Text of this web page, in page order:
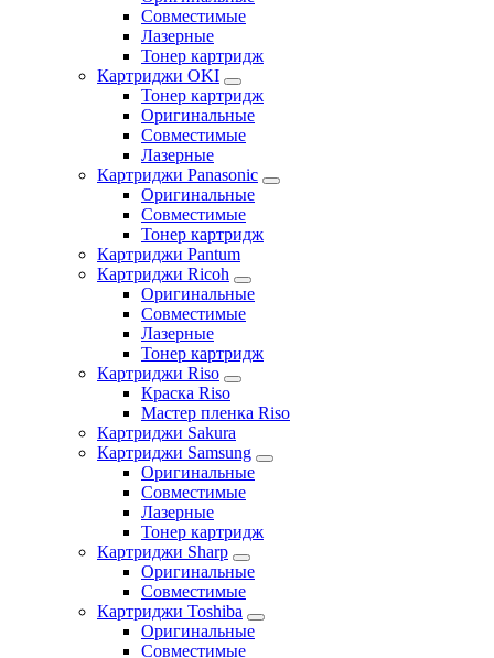
Совместимые
Лазерные
Тонер картридж
Картриджи OKI
Тонер картридж
Оригинальные
Совместимые
Лазерные
Картриджи Panasonic
Оригинальные
Совместимые
Тонер картридж
Картриджи Pantum
Картриджи Ricoh
Оригинальные
Совместимые
Лазерные
Тонер картридж
Картриджи Riso
Краска Riso
Мастер пленка Riso
Картриджи Sakura
Картриджи Samsung
Оригинальные
Совместимые
Лазерные
Тонер картридж
Картриджи Sharp
Оригинальные
Совместимые
Картриджи Toshiba
Оригинальные
Совместимые